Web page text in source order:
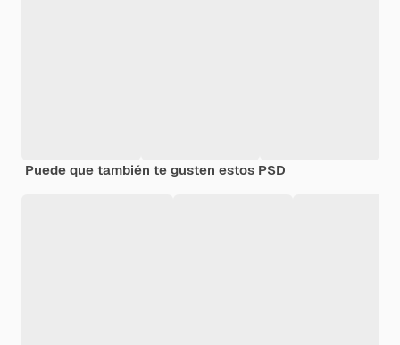
Puede que también te gusten estos PSD